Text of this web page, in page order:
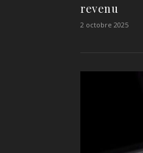
revenu
2 octobre 2025